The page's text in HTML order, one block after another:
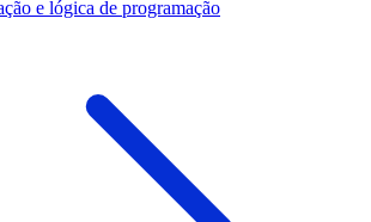
e lógica de programação